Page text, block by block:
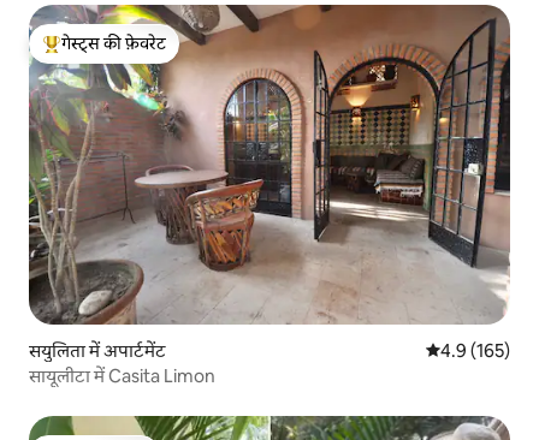
गेस्ट्स का टॉप फ़ेवरेट
गेस्ट्स की फ़ेवरेट
सयुलिता में अपार्टमेंट औसत रेटिंग 5 में
4.9 (165)
सायूलीटा में Casita Limon